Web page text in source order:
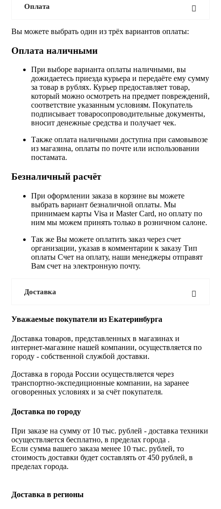
Оплата
Вы можете выбрать один из трёх вариантов оплаты:
Оплата наличными
При выборе варианта оплаты наличными, вы
дожидаетесь приезда курьера и передаёте ему сумму
за товар в рублях. Курьер предоставляет товар,
который можно осмотреть на предмет повреждений,
соответствие указанным условиям. Покупатель
подписывает товаросопроводительные документы,
вносит денежные средства и получает чек.
Также оплата наличными доступна при самовывозе
из магазина, оплаты по почте или использовании
постамата.
Безналичный расчёт
При оформлении заказа в корзине вы можете
выбрать вариант безналичной оплаты. Мы
принимаем карты Visa и Master Card, но оплату по
ним мы можем принять только в розничном салоне.
Так же Вы можете оплатить заказ через счет
организации, указав в комментарии к заказу Тип
оплаты Счет на оплату, наши менеджеры отправят
Вам счет на электронную почту.
Доставка
Уважаемые покупатели из Екатеринбурга
Доставка товаров, представленных в магазинах и
интернет-магазине нашей компании, осуществляется по
городу - собственной службой доставки.
Доставка в города России осуществляется через
транспортно-экспедиционные компании, на заранее
оговоренных условиях и за счёт покупателя.
Доставка по городу
При заказе на сумму от 10 тыс. рублей - доставка техники
осуществляется бесплатно, в пределах города .
Если сумма вашего заказа менее 10 тыс. рублей, то
стоимость доставки будет составлять от 450 рублей, в
пределах города.
Доставка в регионы